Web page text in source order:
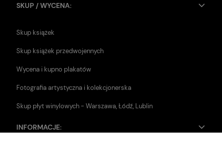
SKUP / WYCENA:
Skup książek
Skup książek przedwojennych
Wycena i kupno plakatów
Fotografia artystyczna i kolekcjonerska
Skup płyt winylowych - Warszawa, Łódź, Lublin
INFORMACJE: